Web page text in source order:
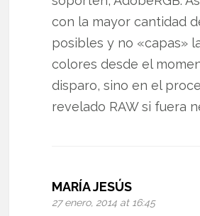
con la mayor cantidad
posibles y no «capas»
colores desde el
disparo, sino en el
revelado RAW si fuera
MARÍA JESÚS
27 enero, 2014 at 16:45